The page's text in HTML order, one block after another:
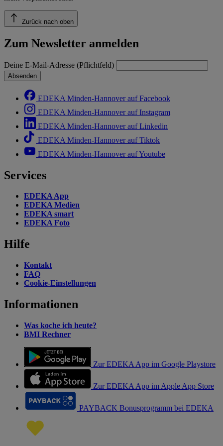
Zurück nach oben
Zum Newsletter anmelden
Deine E-Mail-Adresse (Pflichtfeld)
Absenden
EDEKA Minden-Hannover auf Facebook
EDEKA Minden-Hannover auf Instagram
EDEKA Minden-Hannover auf Linkedin
EDEKA Minden-Hannover auf Tiktok
EDEKA Minden-Hannover auf Youtube
Services
EDEKA App
EDEKA Medien
EDEKA smart
EDEKA Foto
Hilfe
Kontakt
FAQ
Cookie-Einstellungen
Informationen
Was koche ich heute?
BMI Rechner
Zur EDEKA App im Google Playstore
Zur EDEKA App im Apple App Store
PAYBACK Bonusprogramm bei EDEKA